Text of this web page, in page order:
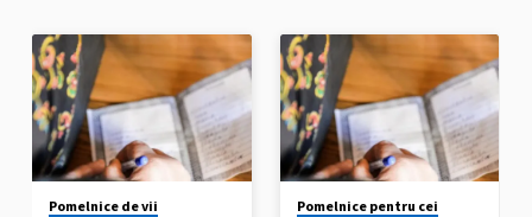
Pomelnice de vii
Pomelnice pentru cei